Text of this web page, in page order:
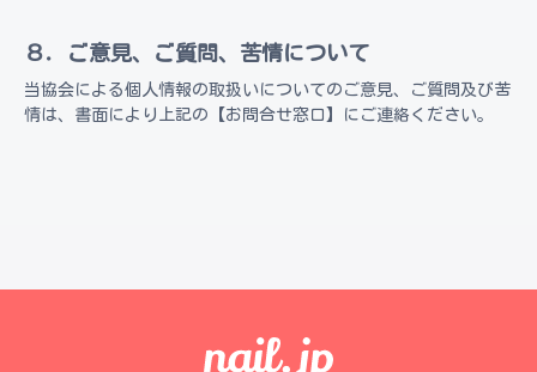
８．ご意見、ご質問、苦情について
当協会による個人情報の取扱いについてのご意見、ご質問及び苦
情は、書面により上記の【お問合せ窓口】にご連絡ください。